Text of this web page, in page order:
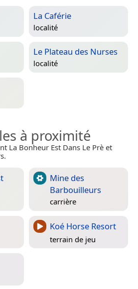
La Caférie
localité
Le Plateau des Nurses
localité
à proximité
La Bonheur Est Dans Le Prè et
Mine des
Barbouilleurs
carrière
Koé Horse Resort
terrain de jeu